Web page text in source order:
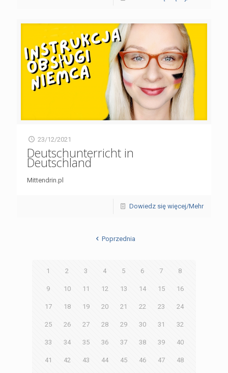
23/12/2021
Deutschunterricht in
Deutschland
Mittendrin.pl
Dowiedz się więcej/Mehr
Poprzednia
1 2 3 4 5 6 7 8
9 10 11 12 13 14 15 16
17 18 19 20 21 22 23 24
25 26 27 28 29 30 31 32
33 34 35 36 37 38 39 40
41 42 43 44 45 46 47 48